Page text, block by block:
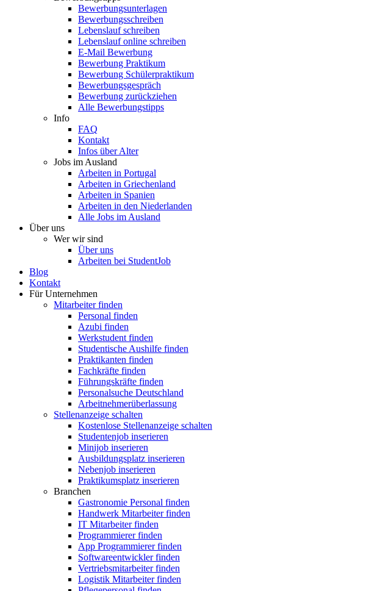
Bewerbungsunterlagen
Bewerbungsschreiben
Lebenslauf schreiben
Lebenslauf online schreiben
E-Mail Bewerbung
Bewerbung Praktikum
Bewerbung Schülerpraktikum
Bewerbungsgespräch
Bewerbung zurückziehen
Alle Bewerbungstipps
Info
FAQ
Kontakt
Infos über Alter
Jobs im Ausland
Arbeiten in Portugal
Arbeiten in Griechenland
Arbeiten in Spanien
Arbeiten in den Niederlanden
Alle Jobs im Ausland
Über uns
Wer wir sind
Über uns
Arbeiten bei StudentJob
Blog
Kontakt
Für Unternehmen
Mitarbeiter finden
Personal finden
Azubi finden
Werkstudent finden
Studentische Aushilfe finden
Praktikanten finden
Fachkräfte finden
Führungskräfte finden
Personalsuche Deutschland
Arbeitnehmerüberlassung
Stellenanzeige schalten
Kostenlose Stellenanzeige schalten
Studentenjob inserieren
Minijob inserieren
Ausbildungsplatz inserieren
Nebenjob inserieren
Praktikumsplatz inserieren
Branchen
Gastronomie Personal finden
Handwerk Mitarbeiter finden
IT Mitarbeiter finden
Programmierer finden
App Programmierer finden
Softwareentwickler finden
Vertriebsmitarbeiter finden
Logistik Mitarbeiter finden